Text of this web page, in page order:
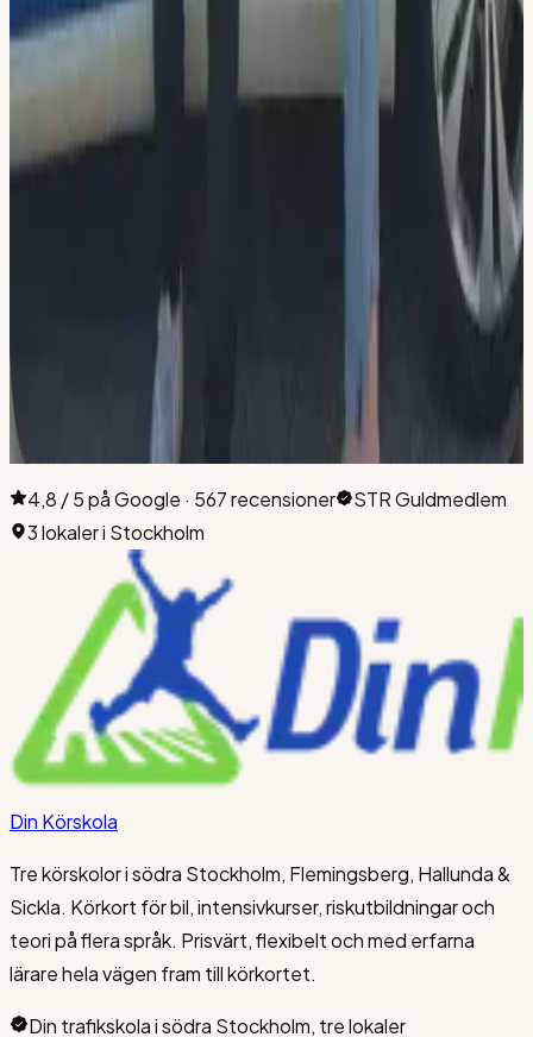
Intensivkurs 30 lektioner
vid delbetalning
30 körlektioner à 60 min
Hallunda
Köpet slutförs tryggt i Din Körskolas e-handel
Swish · kort · faktura · delbetalning
4,8 / 5 på Google · 567 recensioner
STR Guldmedlem
3 lokaler i Stockholm
Din Körskola
Tre körskolor i södra Stockholm, Flemingsberg, Hallunda &
Sickla. Körkort för bil, intensivkurser, riskutbildningar och
teori på flera språk. Prisvärt, flexibelt och med erfarna
lärare hela vägen fram till körkortet.
Din trafikskola i södra Stockholm, tre lokaler